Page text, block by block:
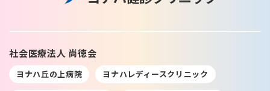
社会医療法人 尚徳会
ヨナハ丘の上病院 ヨナハレディースクリニック